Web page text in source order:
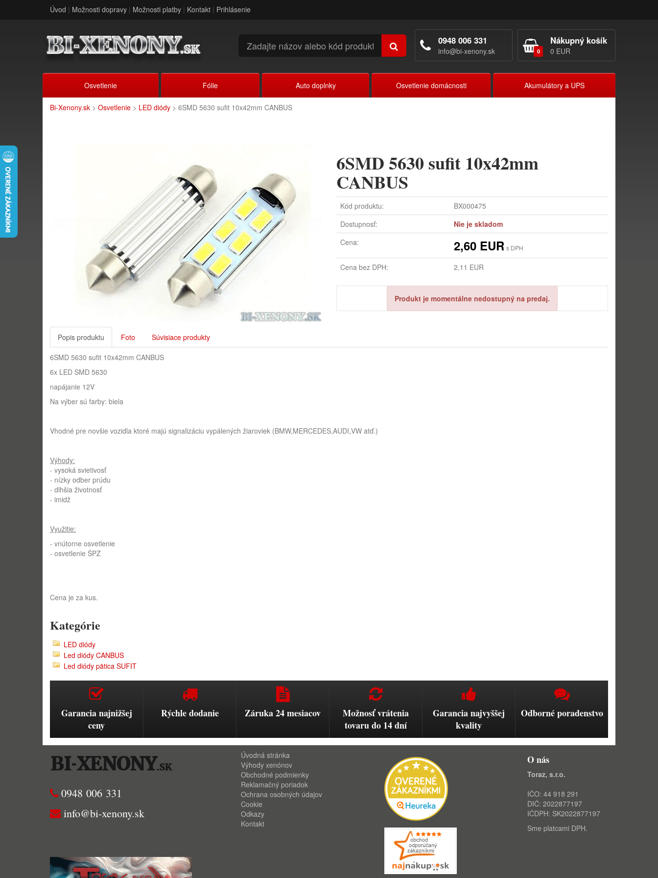
Úvod | Možnosti dopravy | Možnosti platby | Kontakt | Prihlásenie
0
Nákupný košík
0 EUR
0948 006 331
info@bi-xenony.sk
Osvetlenie Fólie Auto doplnky Osvetlenie domácnosti Akumulátory a UPS
Bi-Xenony.sk > Osvetlenie > LED diódy > 6SMD 5630 sufit 10x42mm CANBUS
6SMD 5630 sufit 10x42mm
CANBUS
Kód produktu:
BX000475
Dostupnosť:
Nie je skladom
Cena:
2,60 EUR s DPH
Cena bez DPH: 2,11 EUR
Produkt je momentálne nedostupný na predaj.
Popis produktu Foto Súvisiace produkty
6SMD 5630 sufit 10x42mm CANBUS
6x LED SMD 5630
napájanie 12V
Na výber sú farby: biela
Vhodné pre novšie vozidla ktoré majú signalizáciu vypálených žiaroviek (BMW,MERCEDES,AUDI,VW atď.)
Výhody:
- vysoká svietivosť
- nízky odber prúdu
- dlhšia životnosť
- imidž
Využitie:
- vnútorne osvetlenie
- osvetlenie ŠPZ
Cena je za kus.
Kategórie
LED diódy
Led diódy CANBUS
Led diódy pätica SUFIT
Garancia najnižšej
ceny
Rýchle dodanie Záruka 24 mesiacov
Možnosť vrátenia
tovaru do 14 dní
Garancia najvyššej
kvality
Odborné poradenstvo
0948 006 331
info@bi-xenony.sk
Úvodná stránka
Výhody xenónov
Obchodné podmienky
Reklamačný poriadok
Ochrana osobných údajov
Cookie
Odkazy
Kontakt
O nás
Toraz, s.r.o.
IČO: 44 918 291
DIČ: 2022877197
IČDPH: SK2022877197
Sme platcami DPH.